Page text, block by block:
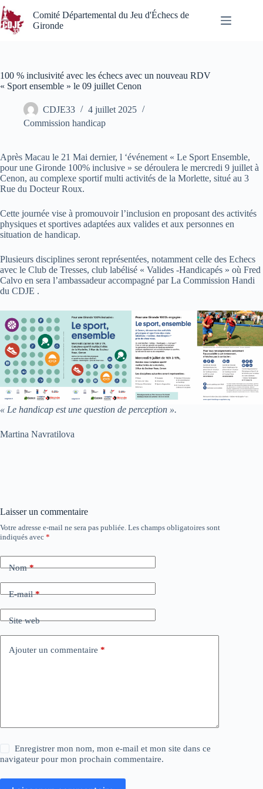
Passer
au
contenu
Comité Départemental du Jeu d'Échecs de
Gironde
100 % inclusivité avec les échecs avec un nouveau RDV
« Sport ensemble » le 09 juillet Cenon
CDJE33
4 juillet 2025
Commission handicap
Après Macau le 21 Mai dernier, l ‘événement « Le Sport Ensemble,
pour une Gironde 100% inclusive » se déroulera le mercredi 9 juillet à
Cenon, au complexe sportif multi activités de la Morlette, situé au 3
Rue du Docteur Roux.
Cette journée vise à promouvoir l’inclusion en proposant des activités
physiques et sportives adaptées aux valides et aux personnes en
situation de handicap.
Plusieurs disciplines seront représentées, notamment celle des Echecs
avec le Club de Tresses, club labélisé « Valides -Handicapés » où Fred
Calvo en sera l’ambassadeur accompagné par La Commission Handi
du CDJE .
« Le handicap est une question de perception ».
Martina Navratilova
Laisser un commentaire
Votre adresse e-mail ne sera pas publiée. Les champs obligatoires sont
indiqués avec *
Nom*
E-mail*
Site web
Ajouter un commentaire *
Enregistrer mon nom, mon e-mail et mon site dans ce
navigateur pour mon prochain commentaire.